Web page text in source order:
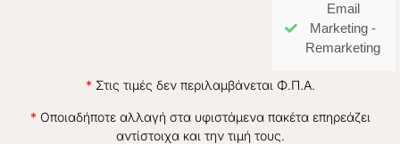
Email
Marketing -
Remarketing
* Στις τιμές δεν περιλαμβάνεται Φ.Π.Α.
* Οποιαδήποτε αλλαγή στα υφιστάμενα πακέτα επηρεάζει
αντίστοιχα και την τιμή τους.